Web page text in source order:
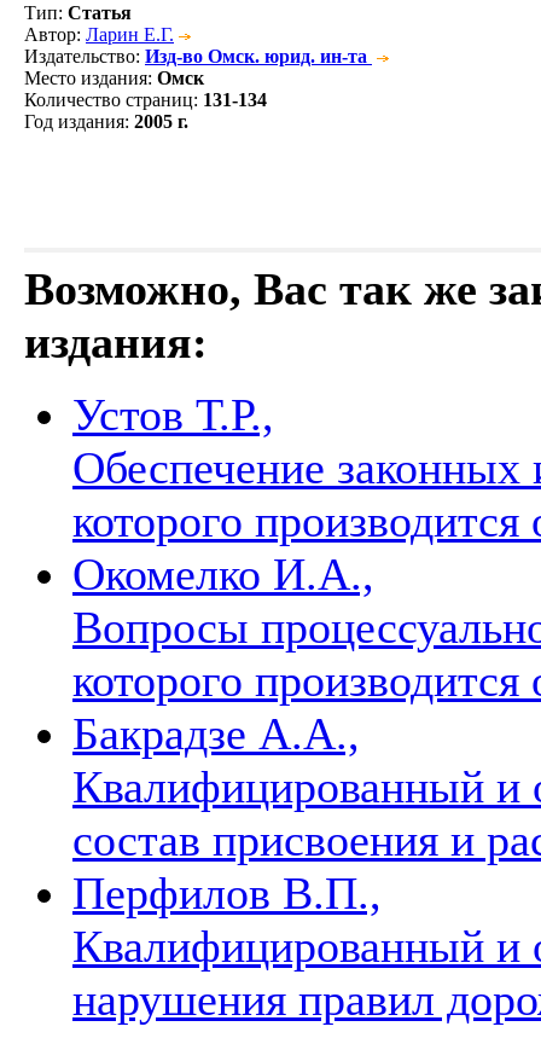
Тип: Статья
Автор: Ларин Е.Г.
Издательство: Изд-во Омск. юрид. ин-та
Место издания: Омск
Количество страниц: 131-134
Год издания: 2005 г.
Возможно, Вас так же
издания:
Устов Т.Р.,
Обеспечение
которого
Окомелко И.А.,
Вопросы
которого
Бакрадзе А.А.,
Квалифицированный и
состав присвоения и
Перфилов В.П.,
Квалифицированный и
нарушения правил